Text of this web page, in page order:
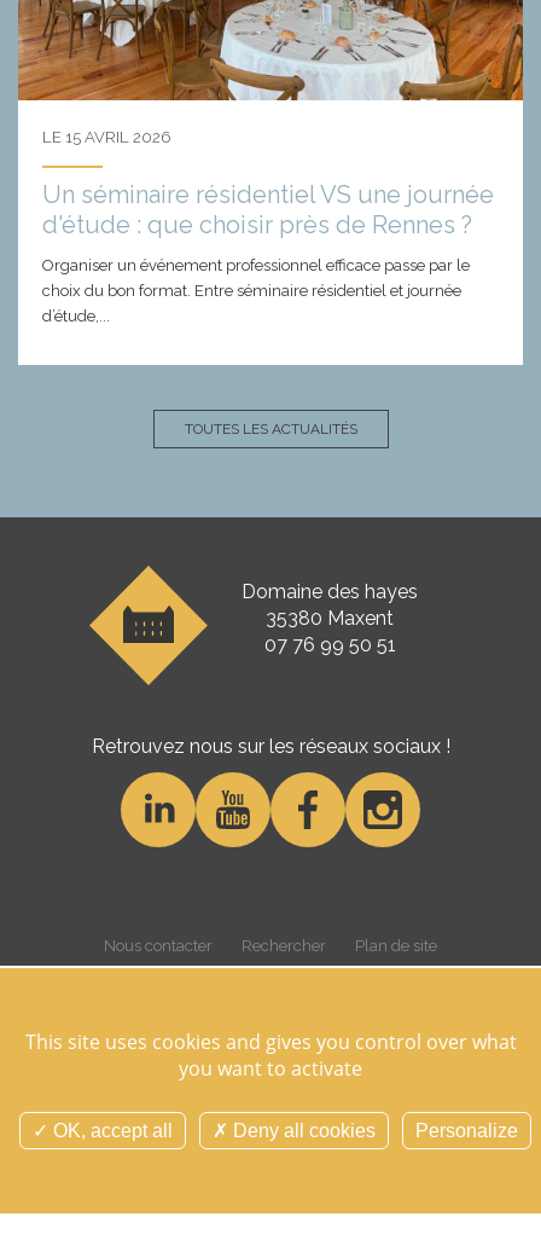
LE 15 AVRIL 2026
Un séminaire résidentiel VS une journée
d'étude : que choisir près de Rennes ?
Organiser un événement professionnel efficace passe par le
choix du bon format. Entre séminaire résidentiel et journée
d’étude,...
TOUTES LES ACTUALITÉS
Domaine des hayes
35380 Maxent
07 76 99 50 51
Retrouvez nous sur les réseaux sociaux !
Nous contacter Rechercher
Plan de site
Gestion des cookies
Cookies et données personnelles
©Domaine des Hayes 2026 Tous droits réservés -
This site uses cookies and gives you control over what
you want to activate
OK, accept all Deny all cookies Personalize